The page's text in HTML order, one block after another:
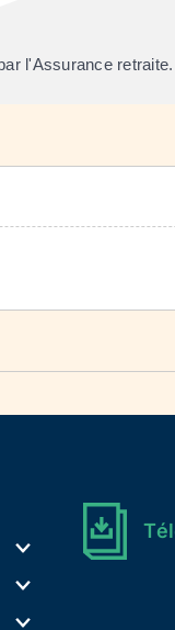
l'Assurance retraite.